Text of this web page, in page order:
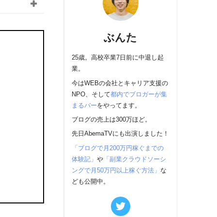
ぶんた
25歳。高校卒業7日前に中退し起
業。
今はWEBの会社とキャリア支援の
NPO、そして都内でブロガーが集
まるバーをやってます。
ブログの売上は300万ほど。
先日AbemaTVにも出演しました！
「ブログで月200万円稼ぐまでの
体験記」 や「副業クラウドソーシ
ングで月50万円以上稼ぐ方法」 な
ども公開中。